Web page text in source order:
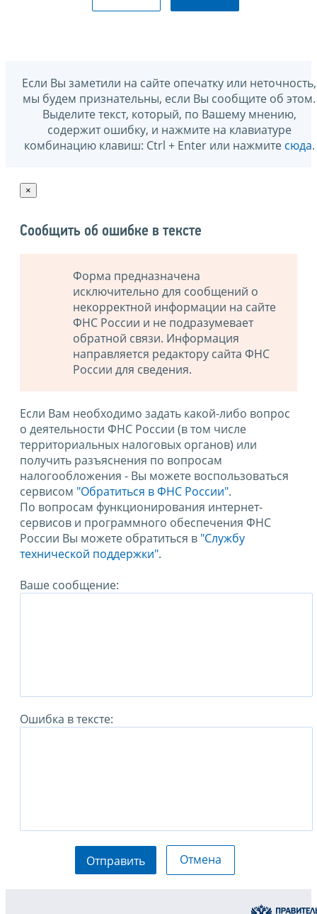
Если Вы заметили на сайте опечатку или неточность,
мы будем признательны, если Вы сообщите об этом.
Выделите текст, который, по Вашему мнению,
содержит ошибку, и нажмите на клавиатуре
комбинацию клавиш: Ctrl + Enter или нажмите сюда.
×
Сообщить об ошибке в тексте
Форма предназначена
исключительно для сообщений о
некорректной информации на сайте
ФНС России и не подразумевает
обратной связи. Информация
направляется редактору сайта ФНС
России для сведения.
Если Вам необходимо задать какой-либо вопрос
о деятельности ФНС России (в том числе
территориальных налоговых органов) или
получить разъяснения по вопросам
налогообложения - Вы можете воспользоваться
сервисом "Обратиться в ФНС России".
По вопросам функционирования интернет-
сервисов и программного обеспечения ФНС
России Вы можете обратиться в "Службу
технической поддержки".
Ваше сообщение:
Ошибка в тексте:
Отправить Отмена